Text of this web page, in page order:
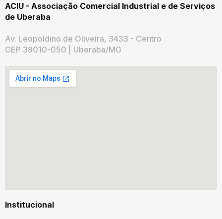
ACIU - Associação Comercial Industrial e de Serviços
de Uberaba
Av. Leopoldino de Oliveira, 3433 - Centro
CEP 38010-050 | Uberaba/MG
Institucional